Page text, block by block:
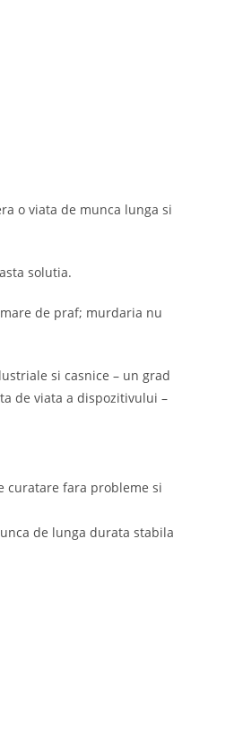
o viata de munca lunga si
solutia.
de praf; murdaria nu
si casnice – un grad
de viata a dispozitivului –
curatare fara probleme si
de lunga durata stabila